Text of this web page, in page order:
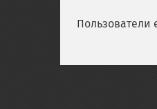
Пользователи